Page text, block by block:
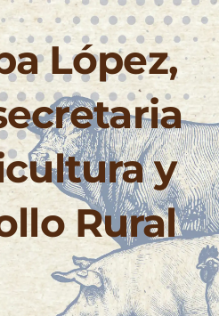
López,
y
Rural